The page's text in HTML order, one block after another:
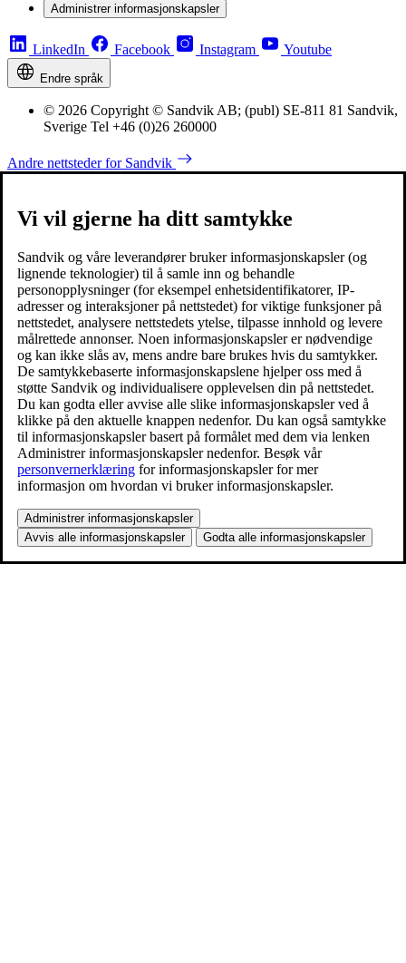
Administrer informasjonskapsler
LinkedIn Facebook Instagram Youtube
Endre språk
© 2026 Copyright © Sandvik AB; (publ) SE-811 81 Sandvik,
Sverige Tel +46 (0)26 260000
Andre nettsteder for Sandvik
Vi vil gjerne ha ditt samtykke
Sandvik og våre leverandører bruker informasjonskapsler (og
lignende teknologier) til å samle inn og behandle
personopplysninger (for eksempel enhetsidentifikatorer, IP-
adresser og interaksjoner på nettstedet) for viktige funksjoner på
nettstedet, analysere nettstedets ytelse, tilpasse innhold og levere
målrettede annonser. Noen informasjonskapsler er nødvendige
og kan ikke slås av, mens andre bare brukes hvis du samtykker.
De samtykkebaserte informasjonskapslene hjelper oss med å
støtte Sandvik og individualisere opplevelsen din på nettstedet.
Du kan godta eller avvise alle slike informasjonskapsler ved å
klikke på den aktuelle knappen nedenfor. Du kan også samtykke
til informasjonskapsler basert på formålet med dem via lenken
Administrer informasjonskapsler nedenfor. Besøk vår
personvernerklæring for informasjonskapsler for mer
informasjon om hvordan vi bruker informasjonskapsler.
Administrer informasjonskapsler
Avvis alle informasjonskapsler
Godta alle informasjonskapsler